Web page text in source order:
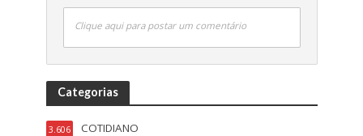
Clique aqui para postar um comentário
Categorias
COTIDIANO
3.606